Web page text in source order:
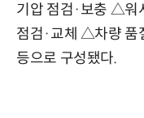
기압 점검·보충 △워
점검·교체 △차량 품
등으로 구성됐다.